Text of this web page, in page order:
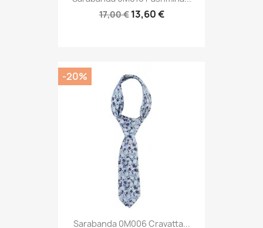
17,00 € 13,60 €
Sarabanda 0M006 Cravatta...
-20%